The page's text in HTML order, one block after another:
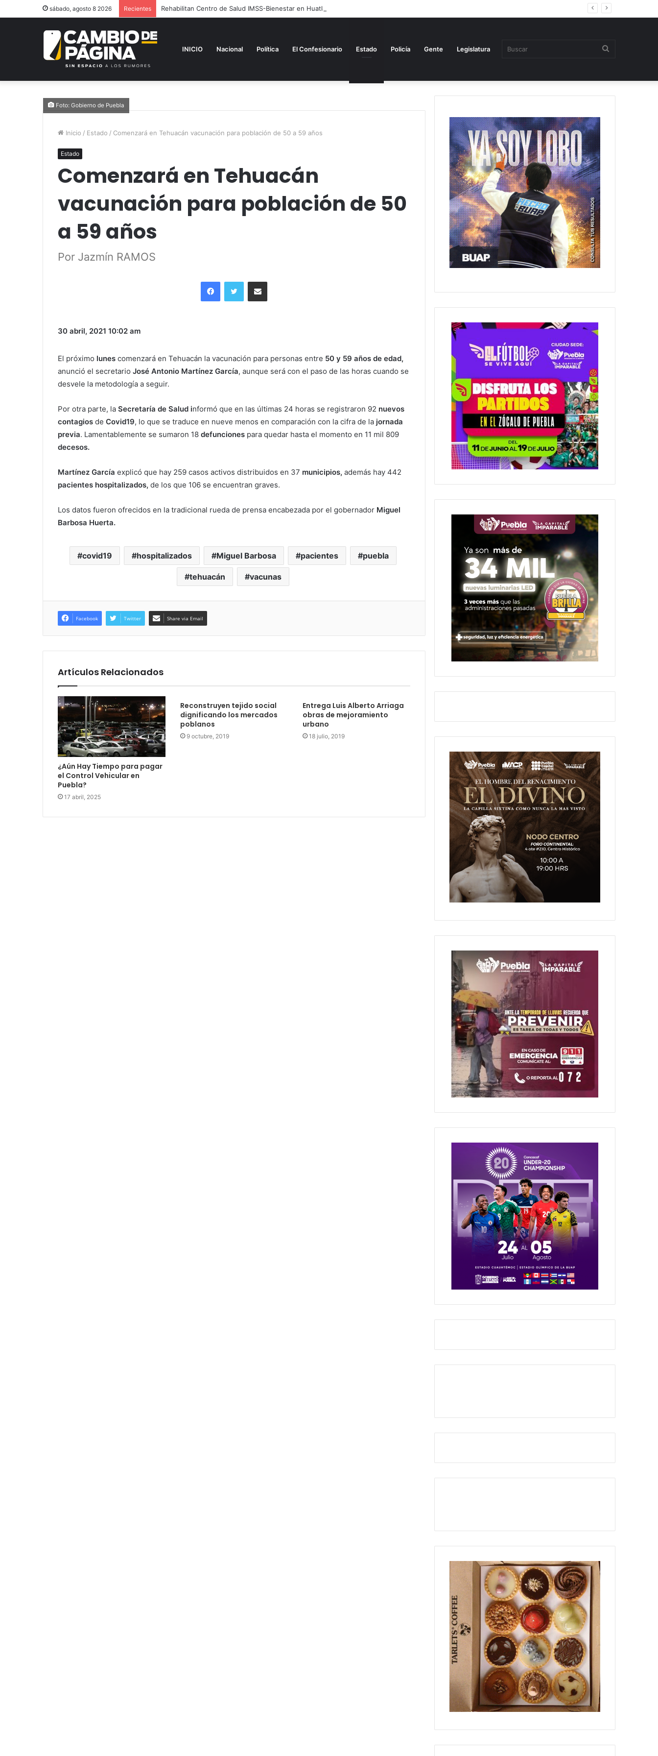
sábado, agosto 8 2026 Recientes Rehabilitan Centro de Salud IMSS-Bienestar en Huatlatlauca
INICIO Nacional Política El Confesionario Estado Policía Gente Legislatura
Foto: Gobierno de Puebla
Inicio / Estado / Comenzará en Tehuacán vacunación para población de 50 a 59 años
Estado
Comenzará en Tehuacán
vacunación para población de 50
a 59 años
Por Jazmín RAMOS
FacebookTwitter Share via Email
30 abril, 2021 10:02 am
El próximo lunes comenzará en Tehuacán la vacunación para personas entre 50 y 59 años de edad,
anunció el secretario José Antonio Martínez García, aunque será con el paso de las horas cuando se
desvele la metodología a seguir.
Por otra parte, la Secretaría de Salud informó que en las últimas 24 horas se registraron 92 nuevos
contagios de Covid19, lo que se traduce en nueve menos en comparación con la cifra de la jornada
previa. Lamentablemente se sumaron 18 defunciones para quedar hasta el momento en 11 mil 809
decesos.
Martínez García explicó que hay 259 casos activos distribuidos en 37 municipios, además hay 442
pacientes hospitalizados, de los que 106 se encuentran graves.
Los datos fueron ofrecidos en la tradicional rueda de prensa encabezada por el gobernador Miguel
Barbosa Huerta.
covid19 hospitalizados Miguel Barbosa pacientes puebla
tehuacán vacunas
Facebook Twitter Share via Email
Artículos Relacionados
¿Aún Hay Tiempo para pagar
el Control Vehicular en
Puebla?
17 abril, 2025
Reconstruyen tejido social
dignificando los mercados
poblanos
9 octubre, 2019
Entrega Luis Alberto Arriaga
obras de mejoramiento
urbano
18 julio, 2019